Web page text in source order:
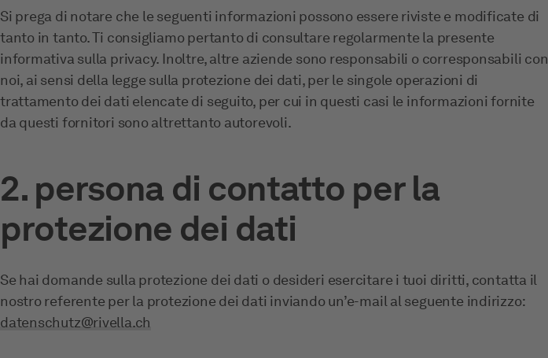
Si prega di notare che le seguenti informazioni possono essere riviste e modificate di
tanto in tanto. Ti consigliamo pertanto di consultare regolarmente la presente
informativa sulla privacy. Inoltre, altre aziende sono responsabili o corresponsabili con
noi, ai sensi della legge sulla protezione dei dati, per le singole operazioni di
trattamento dei dati elencate di seguito, per cui in questi casi le informazioni fornite
da questi fornitori sono altrettanto autorevoli.
2. persona di contatto per la
protezione dei dati
Se hai domande sulla protezione dei dati o desideri esercitare i tuoi diritti, contatta il
nostro referente per la protezione dei dati inviando un’e-mail al seguente indirizzo:
datenschutz@rivella.ch